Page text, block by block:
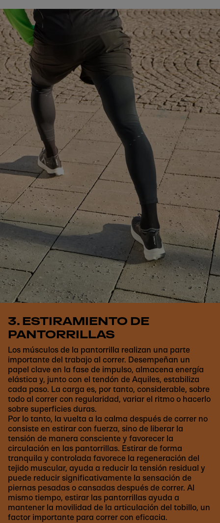
3. ESTIRAMIENTO DE
PANTORRILLAS
Los músculos de la pantorrilla realizan una parte
importante del trabajo al correr. Desempeñan un
papel clave en la fase de impulso, almacena energía
elástica y, junto con el tendón de Aquiles, estabiliza
cada paso. La carga es, por tanto, considerable, sobre
todo al correr con regularidad, variar el ritmo o hacerlo
sobre superficies duras.
Por lo tanto, la vuelta a la calma después de correr no
consiste en estirar con fuerza, sino de liberar la
tensión de manera consciente y favorecer la
circulación en las pantorrillas. Estirar de forma
tranquila y controlada favorece la regeneración del
tejido muscular, ayuda a reducir la tensión residual y
puede reducir significativamente la sensación de
piernas pesadas o cansadas después de correr. Al
mismo tiempo, estirar las pantorrillas ayuda a
mantener la movilidad de la articulación del tobillo, un
factor importante para correr con eficacia.